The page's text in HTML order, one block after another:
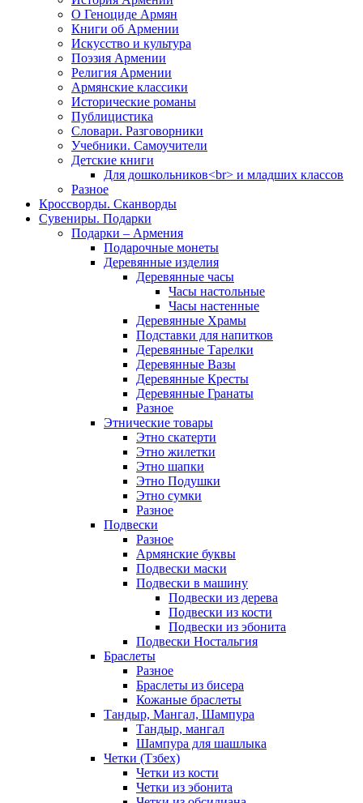
О Геноциде Армян
Книги об Армении
Иcкусство и культура
Поэзия Армении
Религия Армении
Армянские классики
Исторические романы
Публицистика
Словари. Разговорники
Учебники. Самоучители
Детские книги
Для дошкольников<br> и младших классов
Разное
Кроссворды. Сканворды
Сувениры. Подарки
Подарки – Армения
Подарочные монеты
Деревянные изделия
Деревянные часы
Часы настольные
Часы настенные
Деревянные Храмы
Подставки для напитков
Деревянные Тарелки
Деревянные Вазы
Деревянные Кресты
Деревянные Гранаты
Разное
Этнические товары
Этно скатерти
Этно жилетки
Этно шапки
Этно Подушки
Этно сумки
Разное
Подвески
Разное
Армянские буквы
Подвески маски
Подвески в машину
Подвески из дерева
Подвески из кости
Подвески из эбонита
Подвески Ностальгия
Браслеты
Разное
Браслеты из бисера
Кожаные браслеты
Тандыр, Мангал, Шампура
Тандыр, мангал
Шампура для шашлыка
Четки (Тзбех)
Четки из кости
Четки из эбонита